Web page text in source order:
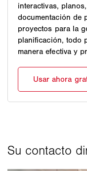
interactivas,
documentación de
proyectos para la
planificación, todo
manera efectiva y